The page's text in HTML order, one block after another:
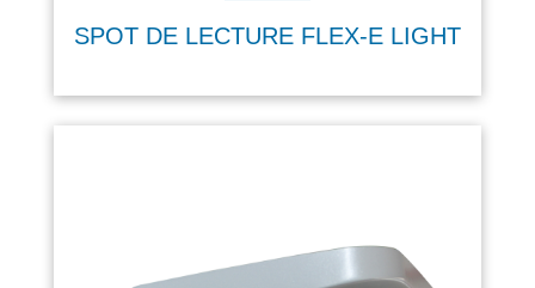
SPOT DE LECTURE FLEX-E LIGHT